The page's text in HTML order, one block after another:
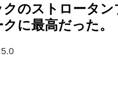
クのストロータ
に最高だった。
5.0